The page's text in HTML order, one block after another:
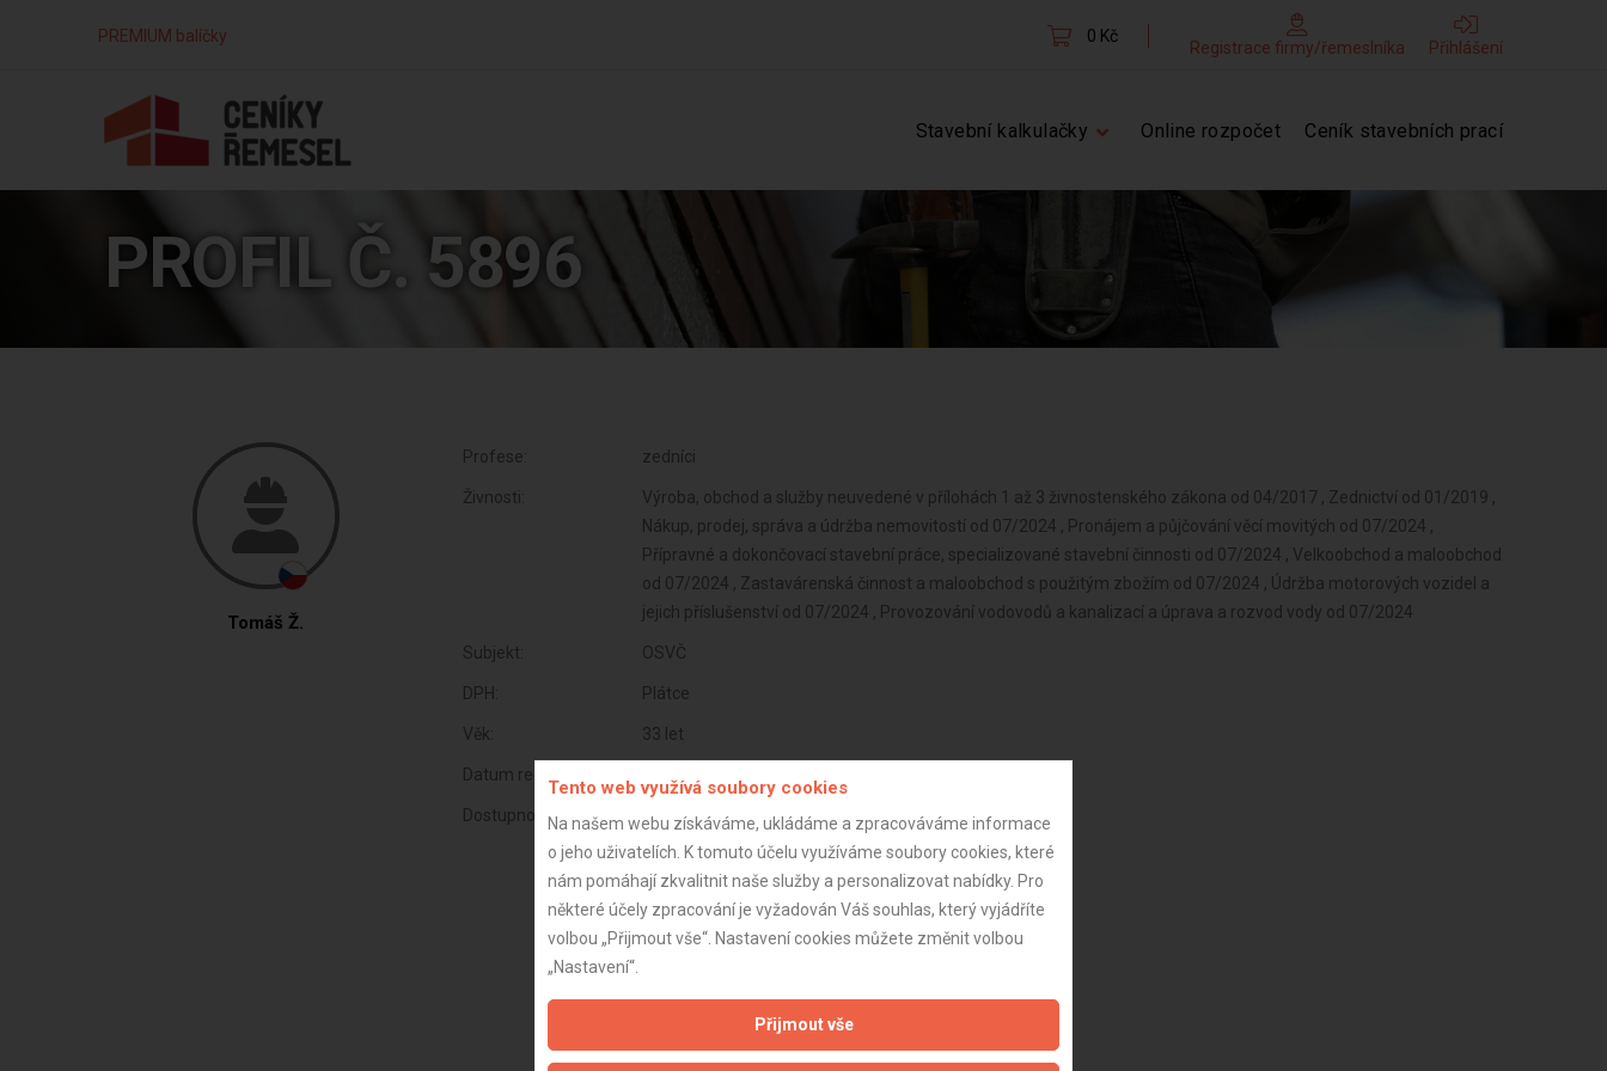
PREMIUM balíčky 0 Kč
Registrace firmy/řemeslníka Přihlášení
Stavební kalkulačky Online rozpočet Ceník stavebních prací
PROFIL Č. 5896
Tomáš Ž.
Profese: zedníci
Živnosti:
Výroba, obchod a služby neuvedené v přílohách 1 až 3 živnostenského zákona od 04/2017 , Zednictví od 01/2019 ,
Nákup, prodej, správa a údržba nemovitostí od 07/2024 , Pronájem a půjčování věcí movitých od 07/2024 ,
Přípravné a dokončovací stavební práce, specializované stavební činnosti od 07/2024 , Velkoobchod a maloobchod
od 07/2024 , Zastavárenská činnost a maloobchod s použitým zbožím od 07/2024 , Údržba motorových vozidel a
jejich příslušenství od 07/2024 , Provozování vodovodů a kanalizací a úprava a rozvod vody od 07/2024
Subjekt: OSVČ
DPH: Plátce
Věk: 33 let
Datum registrace:
Dostupnost:
Tento web využívá soubory cookies
Na našem webu získáváme, ukládáme a zpracováváme informace
o jeho uživatelích. K tomuto účelu využíváme soubory cookies, které
nám pomáhají zkvalitnit naše služby a personalizovat nabídky. Pro
některé účely zpracování je vyžadován Váš souhlas, který vyjádříte
volbou „Přijmout vše“. Nastavení cookies můžete změnit volbou
„Nastavení“.
Přijmout vše